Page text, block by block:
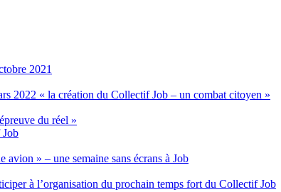
2021
2022 « la création du Collectif Job – un combat citoyen »
du réel »
Job
» – une semaine sans écrans à Job
à l’organisation du prochain temps fort du Collectif Job